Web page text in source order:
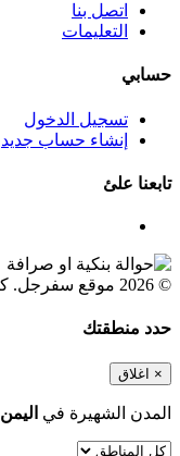
اتصل بنا
التعليمات
حسابي
تسجيل الدخول
إنشاء حساب جديد
تابعنا علئ
© 2026 موقع سفرجل. كل الحقوق محفوظة.
حدد منطقتك
× اغلاق
المدن الشهيرة في اليمن